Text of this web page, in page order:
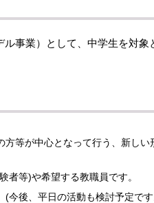
事業）として、中学生を対象
等が中心となって行う、新しい
者等)や希望する教職員です。
今後、平日の活動も検討予定で